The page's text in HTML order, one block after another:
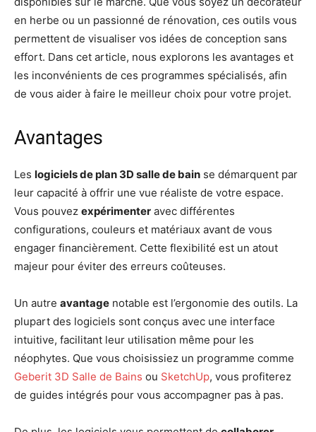
en herbe ou un passionné de rénovation, ces outils vous
permettent de visualiser vos idées de conception sans
effort. Dans cet article, nous explorons les avantages et
les inconvénients de ces programmes spécialisés, afin
de vous aider à faire le meilleur choix pour votre projet.
Avantages
Les logiciels de plan 3D salle de bain se démarquent par
leur capacité à offrir une vue réaliste de votre espace.
Vous pouvez expérimenter avec différentes
configurations, couleurs et matériaux avant de vous
engager financièrement. Cette flexibilité est un atout
majeur pour éviter des erreurs coûteuses.
Un autre avantage notable est l’ergonomie des outils. La
plupart des logiciels sont conçus avec une interface
intuitive, facilitant leur utilisation même pour les
néophytes. Que vous choisissiez un programme comme
Geberit 3D Salle de Bains ou SketchUp, vous profiterez
de guides intégrés pour vous accompagner pas à pas.